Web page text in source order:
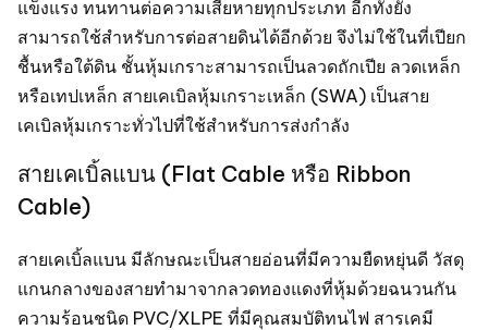
แข็งแรง ทนทานต่อความเสียหายทุกประเภท อีกทั้งยัง
สามารถใช้สำหรับการต่อสายดินได้อีกด้วย จึงไม่ใช้ในที่เปียก
ชื้นหรือใต้ดิน ชั้นหุ้มเกราะสามารถเป็นลวดถักเปีย ลวดเหล็ก
หรือเทปเหล็ก สายเคเบิลหุ้มเกราะเหล็ก (SWA) เป็นสาย
เคเบิลหุ้มเกราะทั่วไปที่ใช้สำหรับการส่งกำลัง
สายเคเบิ้ลแบน (Flat Cable หรือ Ribbon
Cable)
สายเคเบิ้ลแบน มีลักษณะเป็นสายอ่อนที่มีความยืดหยุ่นดี วัสดุ
แกนกลางของสายทำมาจากลวดทองแดงที่หุ้มด้วยฉนวนกัน
ความร้อนชนิด PVC/XLPE ที่มีคุณสมบัติทนไฟ สารเคมี